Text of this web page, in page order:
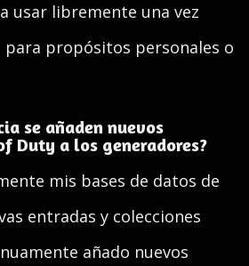
usar libremente una vez
para propósitos personales o
se añaden nuevos
Duty a los generadores?
mis bases de datos de
entradas y colecciones
añado nuevos